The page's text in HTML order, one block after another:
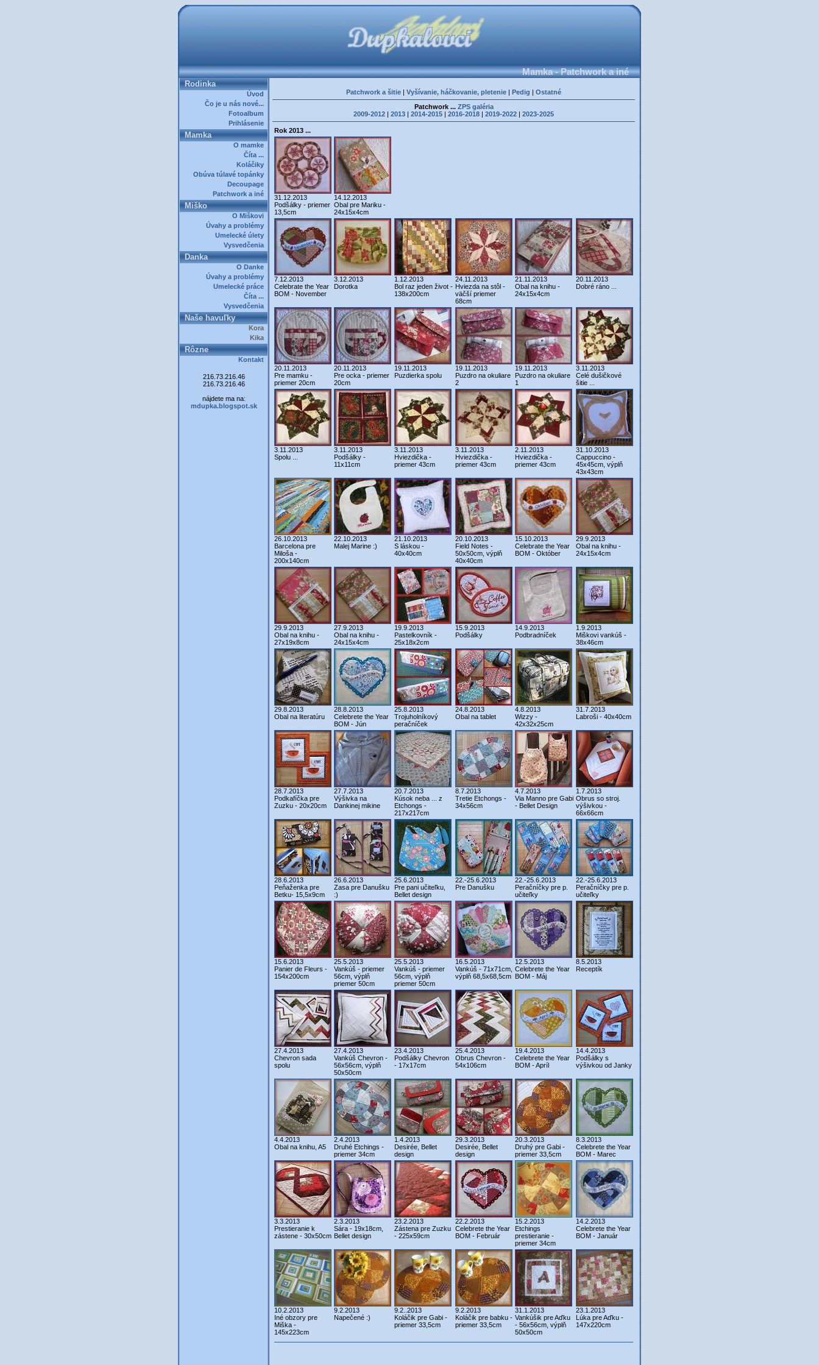
Mamka - Patchwork a iné
Rodinka
Úvod
Čo je u nás nové...
Fotoalbum
Prihlásenie
Mamka
O mamke
Číta ...
Koláčiky
Obúva túlavé topánky
Decoupage
Patchwork a iné
Miško
O Miškovi
Úvahy a problémy
Umelecké úlety
Vysvedčenia
Danka
O Danke
Úvahy a problémy
Umelecké práce
Číta ...
Vysvedčenia
Naše havuľky
Kora
Kika
Rôzne
Kontakt
216.73.216.46
216.73.216.46
nájdete ma na:
mdupka.blogspot.sk
Patchwork a šitie | Vyšívanie, háčkovanie, pletenie | Pedig | Ostatné
Patchwork ... ZPS galéria
2009-2012 | 2013 | 2014-2015 | 2016-2018 | 2019-2022 | 2023-2025
Rok 2013 ...
31.12.2013
Podšálky - priemer
13,5cm
14.12.2013
Obal pre Mariku -
24x15x4cm
7.12.2013
Celebrate the Year
BOM - November
3.12.2013
Dorotka
1.12.2013
Bol raz jeden život -
138x200cm
24.11.2013
Hviezda na stôl -
väčší priemer
68cm
21.11.2013
Obal na knihu -
24x15x4cm
20.11.2013
Dobré ráno ...
20.11.2013
Pre mamku -
priemer 20cm
20.11.2013
Pre ocka - priemer
20cm
19.11.2013
Puzdierka spolu
19.11.2013
Puzdro na okuliare
2
19.11.2013
Puzdro na okuliare
1
3.11.2013
Celé dušičkové
šitie ...
3.11.2013
Spolu ...
3.11.2013
Podšálky -
11x11cm
3.11.2013
Hviezdička -
priemer 43cm
3.11.2013
Hviezdička -
priemer 43cm
2.11.2013
Hviezdička -
priemer 43cm
31.10.2013
Cappuccino -
45x45cm, výplň
43x43cm
26.10.2013
Barcelona pre
Miloša -
200x140cm
22.10.2013
Malej Marine :)
21.10.2013
S láskou -
40x40cm
20.10.2013
Field Notes -
50x50cm, výplň
40x40cm
15.10.2013
Celebrate the Year
BOM - Október
29.9.2013
Obal na knihu -
24x15x4cm
29.9.2013
Obal na knihu -
27x19x8cm
27.9.2013
Obal na knihu -
24x15x4cm
19.9.2013
Pastelkovník -
25x18x2cm
15.9.2013
Podšálky
14.9.2013
Podbradníček
1.9.2013
Miškovi vankúš -
38x46cm
29.8.2013
Obal na literatúru
28.8.2013
Celebrete the Year
BOM - Jún
25.8.2013
Trojuholníkový
peračníček
24.8.2013
Obal na tablet
4.8.2013
Wizzy -
42x32x25cm
31.7.2013
Labroši - 40x40cm
28.7.2013
Podkafíčka pre
Zuzku - 20x20cm
27.7.2013
Výšivka na
Dankinej mikine
20.7.2013
Kúsok neba ... z
Etchongs -
217x217cm
8.7.2013
Tretie Etchongs -
34x56cm
4.7.2013
Via Manno pre Gabi
- Bellet Design
1.7.2013
Obrus so stroj.
výšivkou -
66x66cm
28.6.2013
Peňaženka pre
Betku- 15,5x9cm
26.6.2013
Zasa pre Danušku
:)
25.6.2013
Pre pani učiteľku,
Bellet design
22.-25.6.2013
Pre Danušku
22.-25.6.2013
Peračníčky pre p.
učiteľky
22.-25.6.2013
Peračníčky pre p.
učiteľky
15.6.2013
Panier de Fleurs -
154x200cm
25.5.2013
Vankúš - priemer
56cm, výplň
priemer 50cm
25.5.2013
Vankúš - priemer
56cm, výplň
priemer 50cm
16.5.2013
Vankúš - 71x71cm,
výplň 68,5x68,5cm
12.5.2013
Celebrete the Year
BOM - Máj
8.5.2013
Receptík
27.4.2013
Chevron sada
spolu
27.4.2013
Vankúš Chevron -
56x56cm, výplň
50x50cm
23.4.2013
Podšálky Chevron
- 17x17cm
25.4.2013
Obrus Chevron -
54x106cm
19.4.2013
Celebrete the Year
BOM - Apríl
14.4.2013
Podšálky s
výšivkou od Janky
4.4.2013
Obal na knihu, A5
2.4.2013
Druhé Etchings -
priemer 34cm
1.4.2013
Desirée, Bellet
design
29.3.2013
Desirée, Bellet
design
20.3.2013
Druhý pre Gabi -
priemer 33,5cm
8.3.2013
Celebrete the Year
BOM - Marec
3.3.2013
Prestieranie k
zástene - 30x50cm
2.3.2013
Sára - 19x18cm,
Bellet design
23.2.2013
Zástena pre Zuzku
- 225x59cm
22.2.2013
Celebrete the Year
BOM - Február
15.2.2013
Etchings
prestieranie -
priemer 34cm
14.2.2013
Celebrete the Year
BOM - Január
10.2.2013
Iné obzory pre
Miška -
145x223cm
9.2.2013
Napečené :)
9.2..2013
Koláčik pre Gabi -
priemer 33,5cm
9.2.2013
Koláčik pre babku -
priemer 33,5cm
31.1.2013
Vankúšik pre Aďku
- 56x56cm, výplň
50x50cm
23.1.2013
Lúka pre Aďku -
147x220cm